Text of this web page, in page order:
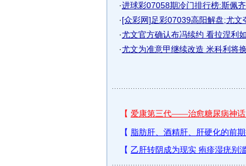
·进球彩07058期冷门排行榜:斯佩
·[众彩网]足彩07039高阳解盘;尤文
·尤文官方确认布冯续约 看拉涅利
·尤文为准意甲继续改造 米科利将